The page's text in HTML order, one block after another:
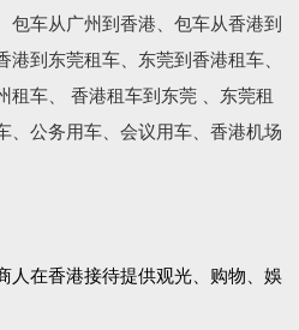
包车从广州到香港、包车从香港到
到东莞租车、东莞到香港租车、
租车、 香港租车到东莞 、东莞租
、公务用车、会议用车、香港机场
人在香港接待提供观光、购物、娛